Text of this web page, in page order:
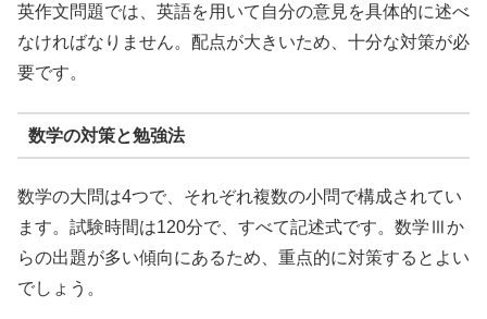
英作文問題では、英語を用いて自分の意見を具体的に述べ
なければなりません。配点が大きいため、十分な対策が必
要です。
数学の対策と勉強法
数学の大問は4つで、それぞれ複数の小問で構成されてい
ます。試験時間は120分で、すべて記述式です。数学Ⅲか
らの出題が多い傾向にあるため、重点的に対策するとよい
でしょう。